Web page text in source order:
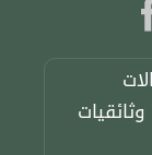
وثائقيات